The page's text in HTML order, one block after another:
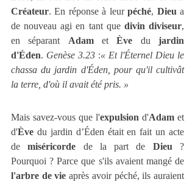
Créateur. En réponse à leur péché, Dieu a
de nouveau agi en tant que divin diviseur,
en séparant Adam et Ève du jardin
d'Éden. Genèse 3.23 :« Et l'Éternel Dieu le
chassa du jardin d'Éden, pour qu'il cultivât
la terre, d'où il avait été pris. »
Mais savez-vous que l'expulsion d'Adam et
d'Ève du jardin d’Éden était en fait un acte
de miséricorde de la part de Dieu ?
l'arbre de vie après avoir péché, ils auraient